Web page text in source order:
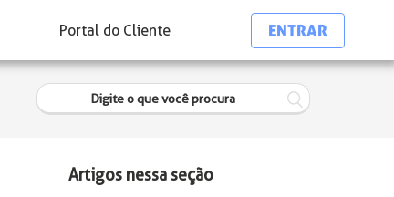
Portal do Cliente ENTRAR
Artigos nessa seção